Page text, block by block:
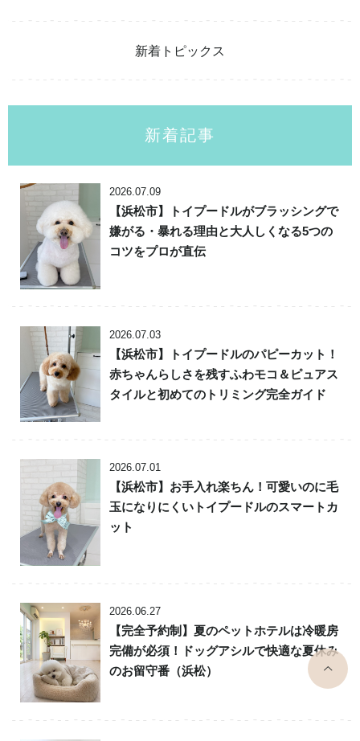
新着トピックス
新着記事
2026.07.09
【浜松市】トイプードルがブラッシングで
嫌がる・暴れる理由と大人しくなる5つの
コツをプロが直伝
2026.07.03
【浜松市】トイプードルのパピーカット！
赤ちゃんらしさを残すふわモコ＆ピュアス
タイルと初めてのトリミング完全ガイド
2026.07.01
【浜松市】お手入れ楽ちん！可愛いのに毛
玉になりにくいトイプードルのスマートカ
ット
2026.06.27
【完全予約制】夏のペットホテルは冷暖房
完備が必須！ドッグアシルで快適な夏休み
のお留守番（浜松）
top